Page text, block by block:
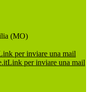
(MO)
per inviare una mail
Link per inviare una mail